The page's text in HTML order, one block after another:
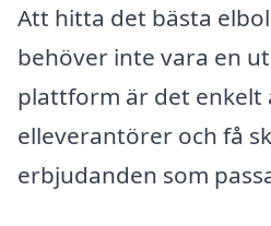
Att hitta det bästa
behöver inte vara en
plattform är det enkelt
elleverantörer och få
erbjudanden som